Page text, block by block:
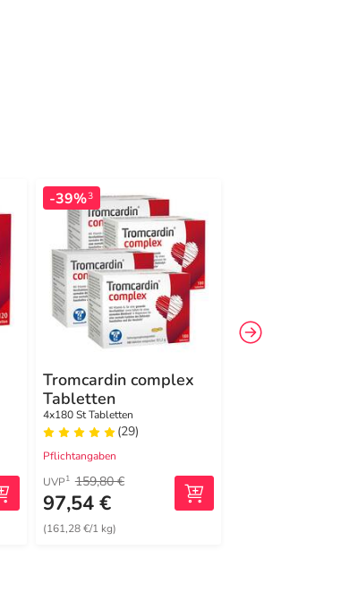
-39%3
Tromcardin complex
Tabletten
4x180 St Tabletten
(29)
Pflichtangaben
UVP1 159,80 €
97,54 €
(161,28 €/1 kg)